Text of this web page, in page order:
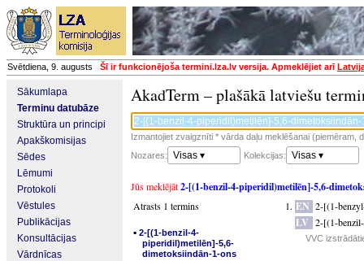
Svētdiena, 9. augusts Šī ir funkcionējoša termini.lza.lv versija. Apmeklējiet arī
Sākumlapa
Terminu datubāze
Struktūra un principi
Apakškomisijas
Sēdes
Lēmumi
Protokoli
Vēstules
Publikācijas
Konsultācijas
Vārdnīcas
AkadTerm – plašākā latviešu
Izmantojiet zvaigznīti * vārda daļu meklēšanai (piemēram,
Nozares:
Visas ▾ Kolekcijas: Visas ▾
Jūs meklējāt2-[(1-benzil-4-piperidil)metilēn]-5,6-
Atrasts 1 termins
▪ 2-[(1-benzil-4-
piperidil)metilēn]-5,6-
dimetoksiindān-1-ons
EN 2-[(1-
LV 2-[(1-
VVC